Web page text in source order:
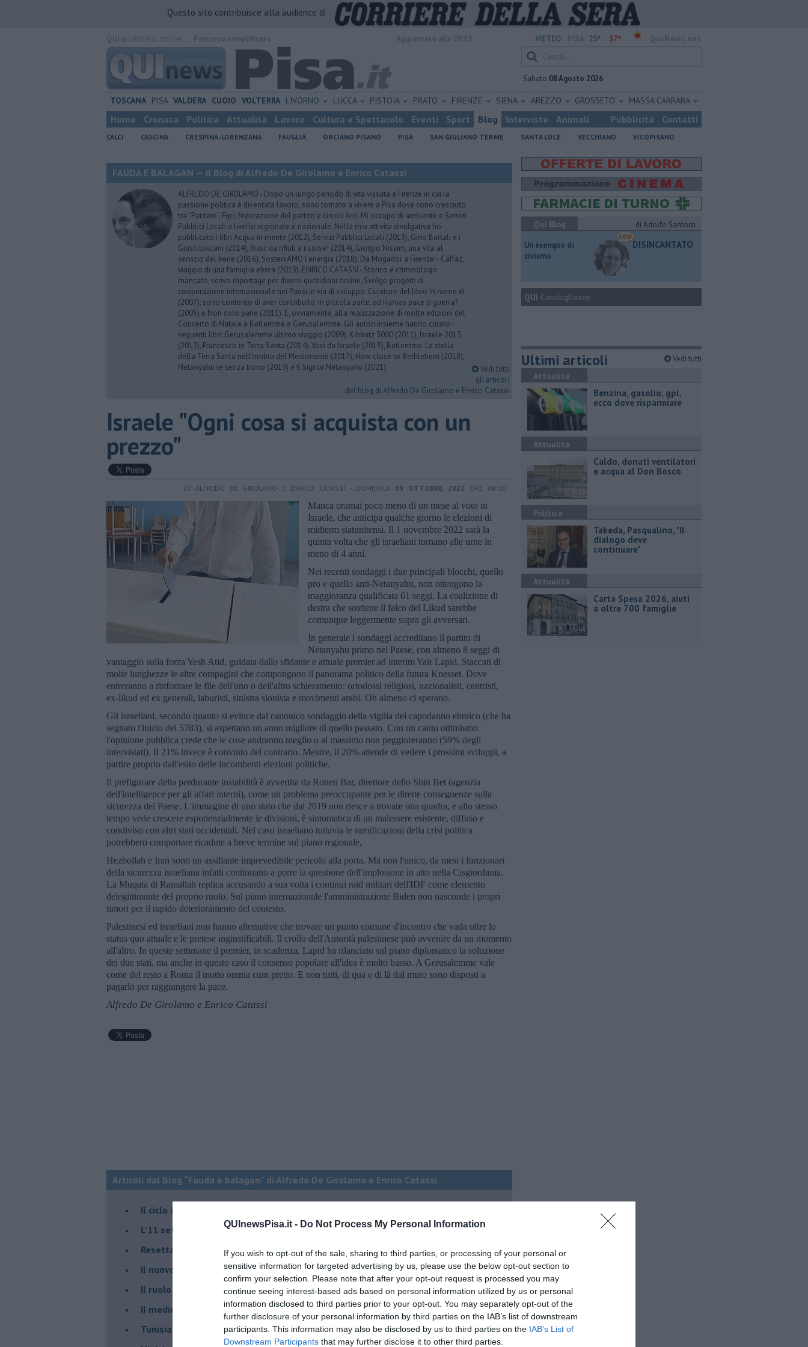
QUInewsPisa.it - Do Not Process My Personal Information
If you wish to opt-out of the sale, sharing to third parties, or processing of your personal or
sensitive information for targeted advertising by us, please use the below opt-out section to
confirm your selection. Please note that after your opt-out request is processed you may
continue seeing interest-based ads based on personal information utilized by us or personal
information disclosed to third parties prior to your opt-out. You may separately opt-out of the
further disclosure of your personal information by third parties on the IAB’s list of downstream
participants. This information may also be disclosed by us to third parties on the IAB’s List of
Downstream Participants that may further disclose it to other third parties.
Questo sito contribuisce alla audience di
METEO: 25° 37°
Sabato 08 Agosto 2026
TOSCANA PISA VALDERA CUOIO VOLTERRA LIVORNO LUCCA PISTOIA PRATO FIRENZE SIENA AREZZO GROSSETO MASSA CARRARA
Home Cronaca Politica Attualità Lavoro Cultura e Spettacolo Eventi Sport Blog Interviste Animali Pubblicità Contatti
CALCI CASCINA CRESPINA-LORENZANA FAUGLIA ORCIANO PISANO PISA SAN GIULIANO TERME SANTA LUCE VECCHIANO VICOPISANO
FAUDA E BALAGAN — il Blog di Alfredo De Girolamo e Enrico Catassi
ALFREDO DE GIROLAMO - Dopo un lungo periodo di vita vissuta a Firenze in cui la
passione politica è diventata lavoro, sono tornato a vivere a Pisa dove sono cresciuto
tra “Pantere”, Fgci, federazione del partito e circoli Arci. Mi occupo di ambiente e Servizi
Pubblici Locali a livello regionale e nazionale. Nella mia attività divulgativa ho
pubblicato i libri Acqua in mente (2012), Servizi Pubblici Locali (2013), Gino Bartali e i
Giusti toscani (2014), Riusi: da rifiuti a risorse! (2014), Giorgio Nissim, una vita al
servizio del bene (2016), SosteniAMO l'energia (2018), Da Mogador a Firenze: i Caffaz,
viaggio di una famiglia ebrea (2019). ENRICO CATASSI - Storico e criminologo
mancato, scrivo reportage per diversi quotidiani online. Svolgo progetti di
cooperazione internazionale nei Paesi in via di sviluppo. Curatore del libro In nome di
(2007), sono contento di aver contribuito, in piccola parte, ad Hamas pace o guerra?
(2005) e Non solo pane (2011). E, ovviamente, alla realizzazione di molte edizioni del
Concerto di Natale a Betlemme e Gerusalemme. Gli autori insieme hanno curato i
seguenti libri: Gerusalemme ultimo viaggio (2009), Kibbutz 3000 (2011), Israele 2013
(2013), Francesco in Terra Santa (2014). Voci da Israele (2015), Betlemme. La stella
della Terra Santa nell'ombra del Medioriente (2017), How close to Bethlehem (2018),
Netanyahu re senza trono (2019) e Il Signor Netanyahu (2021).
Vedi tutti
gli articoli
del blog di Alfredo De Girolamo e Enrico Catassi
Israele "Ogni cosa si acquista con un
prezzo"
DI ALFREDO DE GIROLAMO E ENRICO CATASSI - DOMENICA 09 OTTOBRE 2022 ORE 08:00
Manca oramai poco meno di un mese al voto in
Israele, che anticipa qualche giorno le elezioni di
midterm statunitensi. Il 1 novembre 2022 sarà la
quinta volta che gli israeliani tornano alle urne in
meno di 4 anni.
Nei recenti sondaggi i due principali blocchi, quello
pro e quello anti-Netanyahu, non ottengono la
maggioranza qualificata 61 seggi. La coalizione di
destra che sostiene il falco del Likud sarebbe
comunque leggermente sopra gli avversari.
In generale i sondaggi accreditano il partito di
Netanyahu primo nel Paese, con almeno 8 seggi di
vantaggio sulla forza Yesh Atid, guidata dallo sfidante e attuale premier ad interim Yair Lapid. Staccati di
molte lunghezze le altre compagini che compongono il panorama politico della futura Knesset. Dove
entreranno a rinforzare le file dell'uno o dell'altro schieramento: ortodossi religiosi, nazionalisti, centristi,
ex-likud ed ex generali, laburisti, sinistra sionista e movimenti arabi. Oh almeno ci sperano.
Gli israeliani, secondo quanto si evince dal canonico sondaggio della vigilia del capodanno ebraico (che ha
segnato l'inizio del 5783), si aspettano un anno migliore di quello passato. Con un cauto ottimismo
l'opinione pubblica crede che le cose andranno meglio o al massimo non peggioreranno (59% degli
intervistati). Il 21% invece è convinto del contrario. Mentre, il 20% attende di vedere i prossimi sviluppi, a
partire proprio dall'esito delle incombenti elezioni politiche.
Il prefigurare della perdurante instabilità è avvertita da Ronen Bar, direttore dello Shin Bet (agenzia
dell'intelligence per gli affari interni), come un problema preoccupante per le dirette conseguenze sulla
sicurezza del Paese. L'immagine di uno stato che dal 2019 non riesce a trovare una quadra, e allo stesso
tempo vede crescere esponenzialmente le divisioni, è sintomatica di un malessere esistente, diffuso e
condiviso con altri stati occidentali. Nel caso israeliano tuttavia le ramificazioni della crisi politica
potrebbero comportare ricadute a breve termine sul piano regionale,
Hezbollah e Iran sono un assillante imprevedibile pericolo alla porta. Ma non l'unico, da mesi i funzionari
della sicurezza israeliana infatti continuano a porre la questione dell'implosione in atto nella Cisgiordania.
La Muqata di Ramallah replica accusando a sua volta i continui raid militari dell'IDF come elemento
delegittimante del proprio ruolo. Sul piano internazionale l'amministrazione Biden non nasconde i propri
timori per il rapido deterioramento del contesto.
Palestinesi ed israeliani non hanno alternative che trovare un punto comune d'incontro che vada oltre lo
status quo attuale e le pretese ingiustificabili. Il crollo dell'Autorità palestinese può avvenire da un momento
all'altro. In queste settimane il premier, in scadenza, Lapid ha rilanciato sul piano diplomatico la soluzione
dei due stati, ma anche in questo caso il consenso popolare all'idea è molto basso. A Gerusalemme vale
come del resto a Roma il motto omnia cum pretio. E non tutti, di qua e di là dal muro sono disposti a
pagarlo per raggiungere la pace.
Alfredo De Girolamo e Enrico Catassi
Articoli dal Blog “Fauda e balagan” di Alfredo De Girolamo e Enrico Catassi
Il ciclo della violenza in Medioriente
L'11 settembre di Israele è iniziato il 7 ottobre 2023
Resettare l’era di Netanyahu
​Il nuovo corso dell’era di Erdogan
Il ruolo delle diplomazie nei conflitti
Il medioriente di Silvio
Tunisia rischiosa e strategica per l'Italia
Qui Blog
di Adolfo Santoro
​Un esempio di
civismo
DISINCANTATO
QUI Condoglianze
Ultimi articoli Vedi tutti
Attualità
​Benzina, gasolio, gpl,
ecco dove risparmiare
Attualità
Caldo, donati ventilatori
e acqua al Don Bosco
Politica
Takeda, Pasqualino, "Il
dialogo deve
continuare"
Attualità
Carta Spesa 2026, aiuti
a oltre 700 famiglie